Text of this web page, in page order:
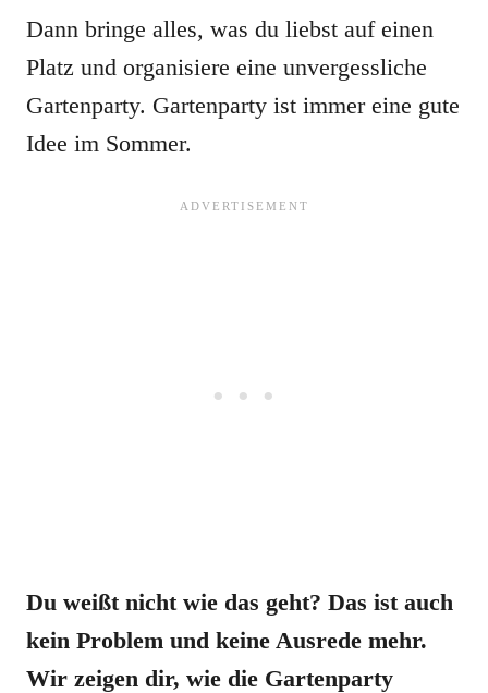
Dann bringe alles, was du liebst auf einen
Platz und organisiere eine unvergessliche
Gartenparty. Gartenparty ist immer eine gute
Idee im Sommer.
Du weißt nicht wie das geht? Das ist auch
kein Problem und keine Ausrede mehr.
Wir zeigen dir, wie die Gartenparty